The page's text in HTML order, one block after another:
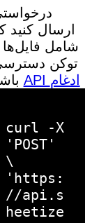
ارسال کنید
شامل فایل‌ها
توکن
API ادغام
curl -X
'POST'
\
'https:
//api.s
heetize